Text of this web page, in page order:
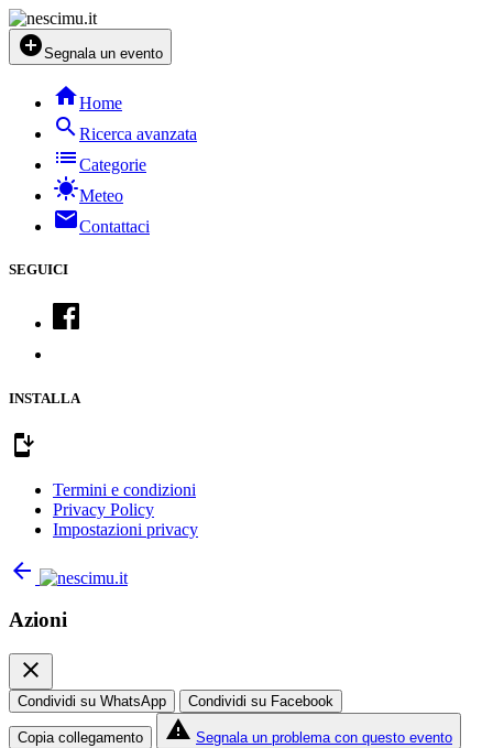
add_circleSegnala un evento
homeHome
searchRicerca avanzata
listCategorie
sunnyMeteo
mailContattaci
SEGUICI
INSTALLA
install_mobile
Termini e condizioni
Privacy Policy
Impostazioni privacy
arrow_back
Azioni
close
Condividi su WhatsApp Condividi su Facebook
Copia collegamento report_problem Segnala un problema con questo evento